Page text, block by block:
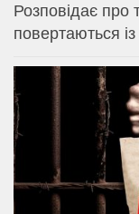
Розповідає
повертаються